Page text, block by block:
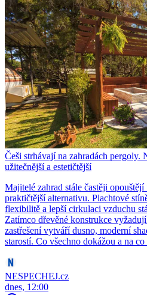
Češi strhávají na zahradách pergoly.
užitečnější a estetičtější
Majitelé zahrad stále častěji
praktičtější alternativu. Plachtové
flexibilitě a lepší cirkulaci vzduchu
Zatímco dřevěné konstrukce
zastřešení vytváří dusno, moderní
starostí. Co všechno dokážou a na
NESPECHEJ.cz
dnes, 12:00